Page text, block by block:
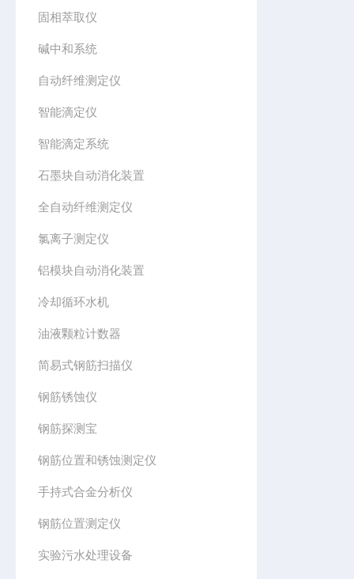
固相萃取仪
碱中和系统
自动纤维测定仪
智能滴定仪
智能滴定系统
石墨块自动消化装置
全自动纤维测定仪
氯离子测定仪
铝模块自动消化装置
冷却循环水机
油液颗粒计数器
简易式钢筋扫描仪
钢筋锈蚀仪
钢筋探测宝
钢筋位置和锈蚀测定仪
手持式合金分析仪
钢筋位置测定仪
实验污水处理设备